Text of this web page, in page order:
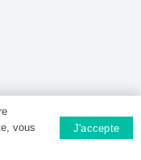
vous
J'accepte